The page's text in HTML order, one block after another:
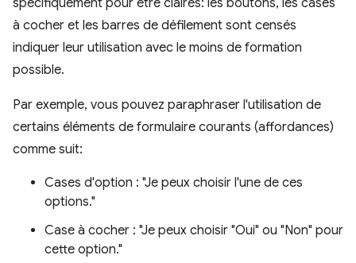
à cocher et les barres de défilement sont censés
indiquer leur utilisation avec le moins de formation
possible.
Par exemple, vous pouvez paraphraser l'utilisation de
certains éléments de formulaire courants (affordances)
comme suit:
Cases d'option : "Je peux choisir l'une de ces
options."
Case à cocher : "Je peux choisir "Oui" ou "Non" pour
cette option."